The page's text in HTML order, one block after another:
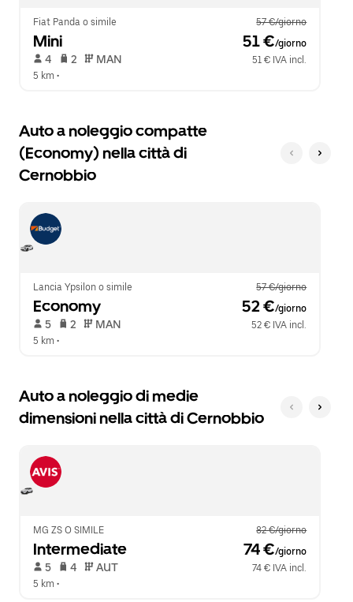
chiudere
il
calendario.
Fiat Panda o simile 57 €/giorno
Mini 51 €/giorno
4 2 MAN
51 € IVA incl.
5 km •
Auto a noleggio compatte
(Economy) nella città di
Cernobbio
Lancia Ypsilon o simile 57 €/giorno
Economy 52 €/giorno
5 2 MAN
52 € IVA incl.
5 km •
Auto a noleggio di medie
dimensioni nella città di Cernobbio
MG ZS O SIMILE 82 €/giorno
Intermediate 74 €/giorno
5 4 AUT
74 € IVA incl.
5 km •